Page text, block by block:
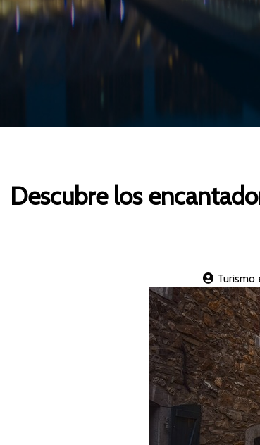
Descubre los
Turismo